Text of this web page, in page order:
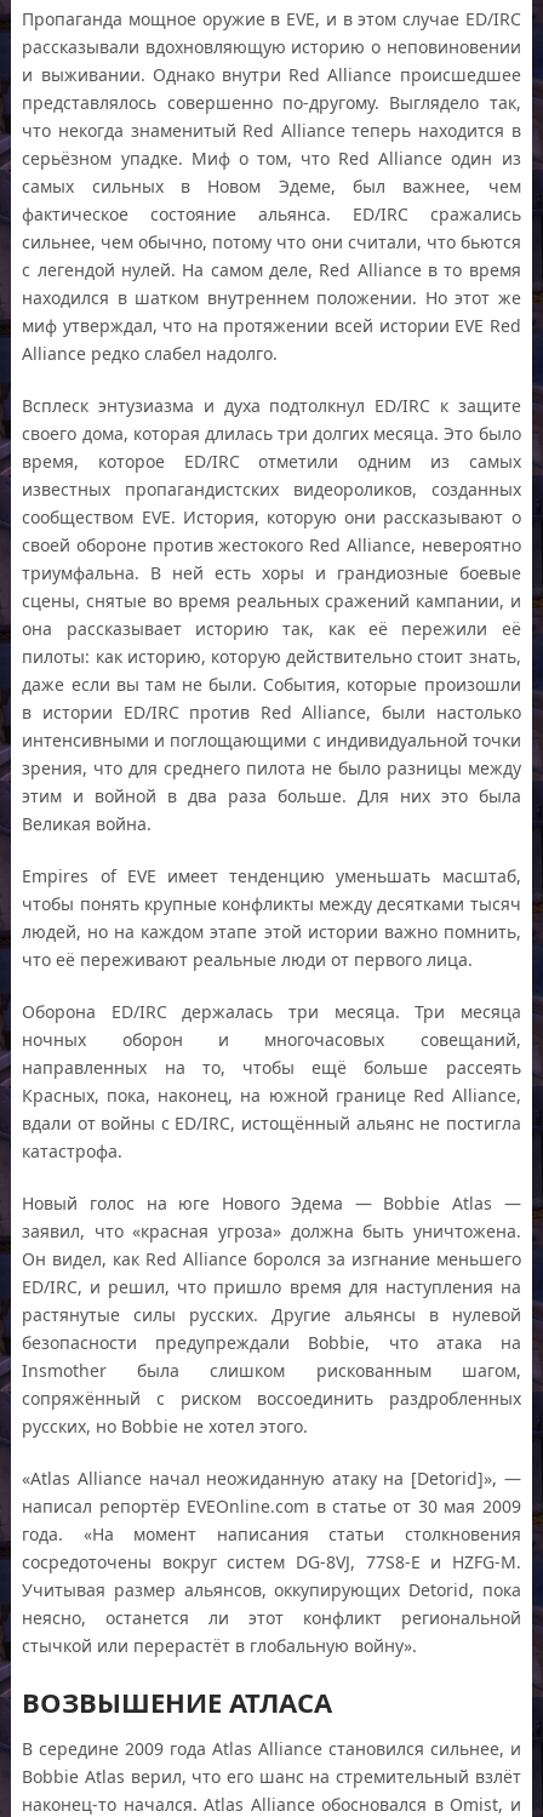
Пропаганда мощное оружие в EVE, и в этом случае ED/IRC
рассказывали вдохновляющую историю о неповиновении
и выживании. Однако внутри Red Alliance происшедшее
представлялось совершенно по-другому. Выглядело так,
что некогда знаменитый Red Alliance теперь находится в
серьёзном упадке. Миф о том, что Red Alliance один из
самых сильных в Новом Эдеме, был важнее, чем
фактическое состояние альянса. ED/IRC сражались
сильнее, чем обычно, потому что они считали, что бьются
с легендой нулей. На самом деле, Red Alliance в то время
находился в шатком внутреннем положении. Но этот же
миф утверждал, что на протяжении всей истории EVE Red
Alliance редко слабел надолго.
Всплеск энтузиазма и духа подтолкнул ED/IRC к защите
своего дома, которая длилась три долгих месяца. Это было
время, которое ED/IRC отметили одним из самых
известных пропагандистских видеороликов, созданных
сообществом EVE. История, которую они рассказывают о
своей обороне против жестокого Red Alliance, невероятно
триумфальна. В ней есть хоры и грандиозные боевые
сцены, снятые во время реальных сражений кампании, и
она рассказывает историю так, как её пережили её
пилоты: как историю, которую действительно стоит знать,
даже если вы там не были. События, которые произошли
в истории ED/IRC против Red Alliance, были настолько
интенсивными и поглощающими с индивидуальной точки
зрения, что для среднего пилота не было разницы между
этим и войной в два раза больше. Для них это была
Великая война.
Empires of EVE имеет тенденцию уменьшать масштаб,
чтобы понять крупные конфликты между десятками тысяч
людей, но на каждом этапе этой истории важно помнить,
что её переживают реальные люди от первого лица.
Оборона ED/IRC держалась три месяца. Три месяца
ночных оборон и многочасовых совещаний,
направленных на то, чтобы ещё больше рассеять
Красных, пока, наконец, на южной границе Red Alliance,
вдали от войны с ED/IRC, истощённый альянс не постигла
катастрофа.
Новый голос на юге Нового Эдема — Bobbie Atlas —
заявил, что «красная угроза» должна быть уничтожена.
Он видел, как Red Alliance боролся за изгнание меньшего
ED/IRC, и решил, что пришло время для наступления на
растянутые силы русских. Другие альянсы в нулевой
безопасности предупреждали Bobbie, что атака на
Insmother была слишком рискованным шагом,
сопряжённый с риском воссоединить раздробленных
русских, но Bobbie не хотел этого.
«Atlas Alliance начал неожиданную атаку на [Detorid]», —
написал репортёр EVEOnline.com в статье от 30 мая 2009
года. «На момент написания статьи столкновения
сосредоточены вокруг систем DG-8VJ, 77S8-E и HZFG-M.
Учитывая размер альянсов, оккупирующих Detorid, пока
неясно, останется ли этот конфликт региональной
стычкой или перерастёт в глобальную войну».
ВОЗВЫШЕНИЕ АТЛАСА
В середине 2009 года Atlas Alliance становился сильнее, и
Bobbie Atlas верил, что его шанс на стремительный взлёт
наконец-то начался. Atlas Alliance обосновался в Omist, и